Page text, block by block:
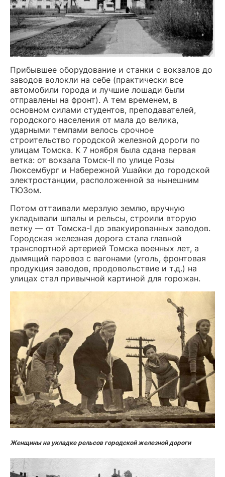
Прибывшее оборудование и станки с вокзалов до
заводов волокли на себе (практически все
автомобили города и лучшие лошади были
отправлены на фронт). А тем временем, в
основном силами студентов, преподавателей,
городского населения от мала до велика,
ударными темпами велось срочное
строительство городской железной дороги по
улицам Томска. К 7 ноября была сдана первая
ветка: от вокзала Томск-II по улице Розы
Люксембург и Набережной Ушайки до городской
электростанции, расположенной за нынешним
ТЮЗом.
Потом оттаивали мерзлую землю, вручную
укладывали шпалы и рельсы, строили вторую
ветку — от Томска-I до эвакуированных заводов.
Городская железная дорога стала главной
транспортной артерией Томска военных лет, а
дымящий паровоз с вагонами (уголь, фронтовая
продукция заводов, продовольствие и т.д.) на
улицах стал привычной картиной для горожан.
Женщины на укладке рельсов городской железной дороги